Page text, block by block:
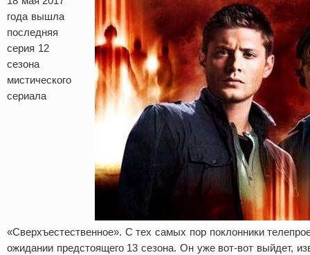
года вышла
последняя
серия 12
сезона
мистического
сериала
«Сверхъестественное». С тех самых пор поклонники
ожидании предстоящего 13 сезона. Он уже вот-вот выйдет,